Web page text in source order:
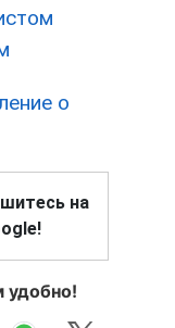
о
на
удобно!